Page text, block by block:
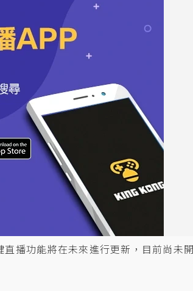
播功能將在未來進行更新，目前尚未開